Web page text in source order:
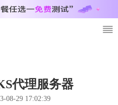
代理服务器
08-29 17:02:39